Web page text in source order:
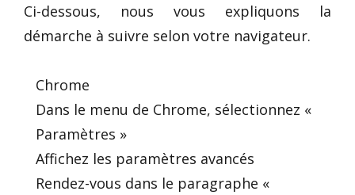
Ci-dessous, nous vous expliquons la
démarche à suivre selon votre navigateur.
Chrome
Dans le menu de Chrome, sélectionnez «
Paramètres »
Affichez les paramètres avancés
Rendez-vous dans le paragraphe «